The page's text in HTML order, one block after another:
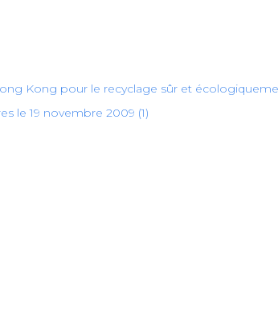
Kong pour le recyclage sûr et
le 19 novembre 2009 (1)